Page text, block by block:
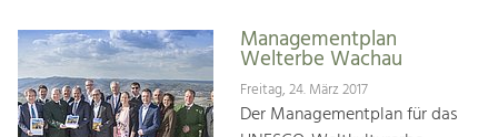
Managementplan
Welterbe Wachau
Freitag, 24. März 2017
Der Managementplan für das